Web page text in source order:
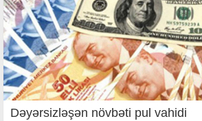
Dəyərsizləşən növbəti pul vahidi